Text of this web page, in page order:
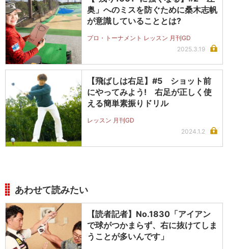
奥」へのミスを防ぐために桑木志帆
が意識していることとは?
プロ・トーナメント レッスン 月刊GD
2025.3.19
【飛ばしは右足】#5 ショット前
にやってみよう! 右足が正しく使
える簡単素振りドリル
レッスン 月刊GD
2024.1.2
あわせて読みたい
【読者記者】No.1830「アイアン
で球がつかまらず、右に抜けてしま
うことが多いんです」